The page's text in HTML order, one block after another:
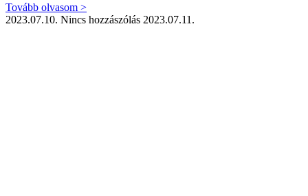
Tovább olvasom >
2023.07.10. Nincs hozzászólás 2023.07.11.